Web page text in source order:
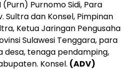
Purnomo Sidi, Para
Sultra dan Konsel, Pimpinan
Ketua Jaringan Pengusaha
Sulawesi Tenggara, para
desa, tenaga pendamping,
Konsel. (ADV)